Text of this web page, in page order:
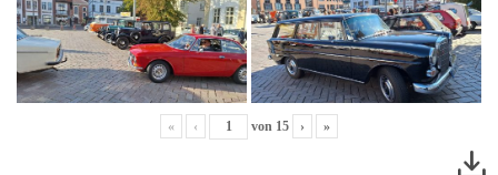
« ‹ von 15 › »